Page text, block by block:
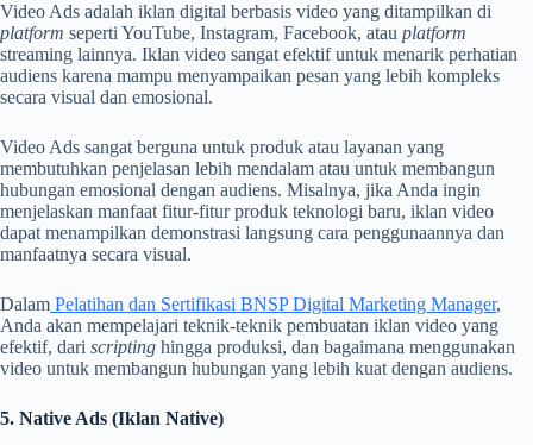
Video Ads adalah iklan digital berbasis video yang ditampilkan di
platform seperti YouTube, Instagram, Facebook, atau platform
streaming lainnya. Iklan video sangat efektif untuk menarik perhatian
audiens karena mampu menyampaikan pesan yang lebih kompleks
secara visual dan emosional.
Video Ads sangat berguna untuk produk atau layanan yang
membutuhkan penjelasan lebih mendalam atau untuk membangun
hubungan emosional dengan audiens. Misalnya, jika Anda ingin
menjelaskan manfaat fitur-fitur produk teknologi baru, iklan video
dapat menampilkan demonstrasi langsung cara penggunaannya dan
manfaatnya secara visual.
Dalam Pelatihan dan Sertifikasi BNSP Digital Marketing Manager,
Anda akan mempelajari teknik-teknik pembuatan iklan video yang
efektif, dari scripting hingga produksi, dan bagaimana menggunakan
video untuk membangun hubungan yang lebih kuat dengan audiens.
5. Native Ads (Iklan Native)